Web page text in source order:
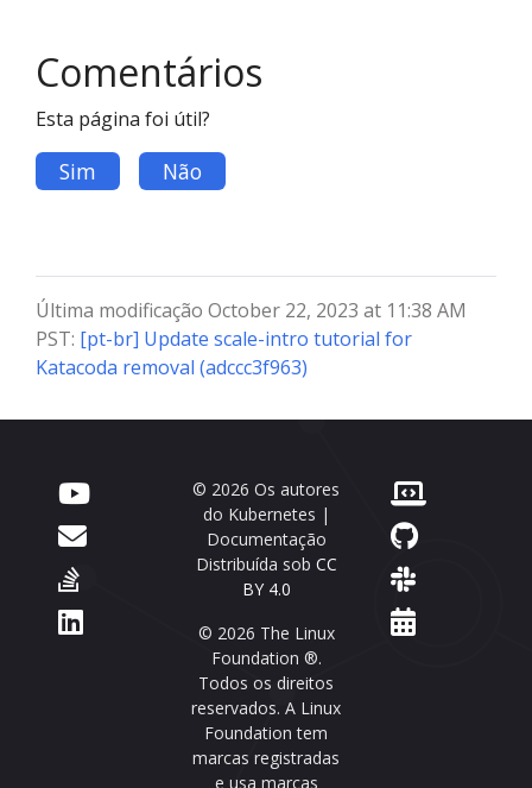
Comentários
Esta página foi útil?
Sim Não
Última modificação October 22, 2023 at 11:38 AM
PST: [pt-br] Update scale-intro tutorial for
Katacoda removal (adccc3f963)
© 2026 Os autores
do Kubernetes |
Documentação
Distribuída sob CC
BY 4.0
© 2026 The Linux
Foundation ®.
Todos os direitos
reservados. A Linux
Foundation tem
marcas registradas
e usa marcas